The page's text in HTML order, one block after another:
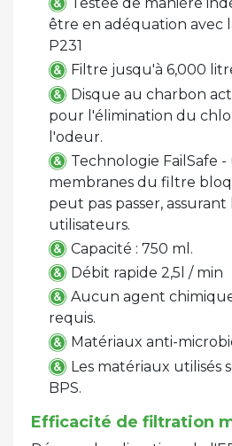
Testée de manière
être en adéquation avec
P231
Filtre jusqu'à 6,000
Disque au charbon
pour l'élimination du
l'odeur.
Technologie FailSafe -
membranes du filtre
peut pas passer,
utilisateurs.
Capacité : 750 ml.
Débit rapide 2,5l / min
Aucun agent
requis.
Matériaux anti-
Les matériaux utilisés
BPS.
Efficacité de filtration